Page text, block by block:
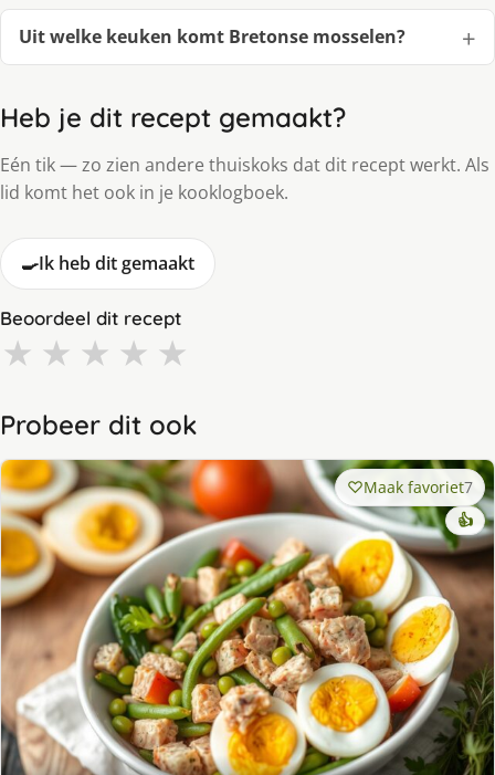
Uit welke keuken komt Bretonse mosselen?
Heb je dit recept gemaakt?
Eén tik — zo zien andere thuiskoks dat dit recept werkt. Als
lid komt het ook in je kooklogboek.
🍳Ik heb dit gemaakt
Beoordeel dit recept
★ ★ ★ ★ ★
Probeer dit ook
Maak favoriet7
👍